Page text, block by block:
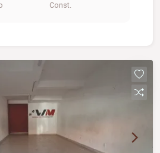
Const.